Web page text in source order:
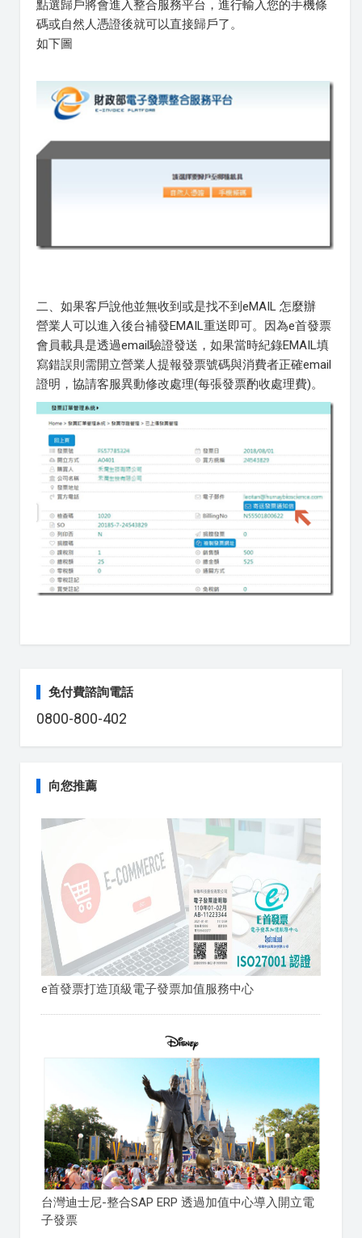
點選歸戶將會進入整合服務平台，進行輸入您的手機條
碼或自然人憑證後就可以直接歸戶了。
如下圖
二、如果客戶說他並無收到或是找不到eMAIL 怎麼辦
營業人可以進入後台補發EMAIL重送即可。因為e首發票
會員載具是透過email驗證發送，如果當時紀錄EMAIL填
寫錯誤則需開立營業人提報發票號碼與消費者正確email
證明，協請客服異動修改處理(每張發票酌收處理費)。
免付費諮詢電話
0800-800-402
向您推薦
e首發票打造頂級電子發票加值服務中心
台灣迪士尼-整合SAP ERP 透過加值中心導入開立電
子發票